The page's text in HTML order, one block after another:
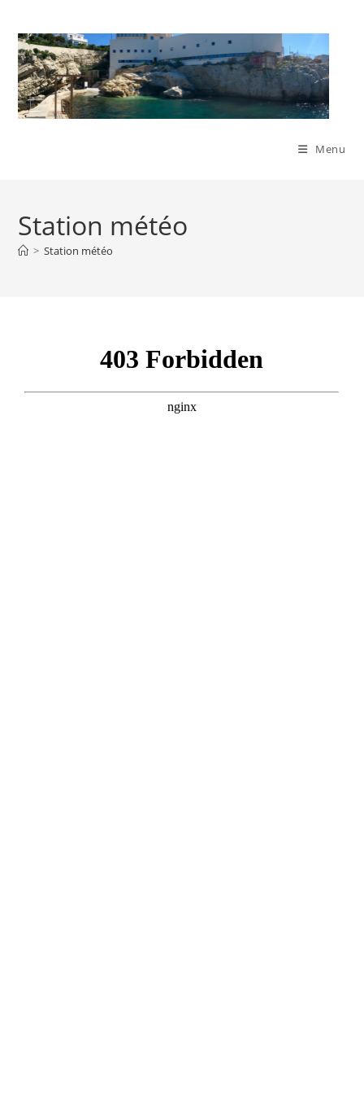
content
Menu
Station météo
> Station météo